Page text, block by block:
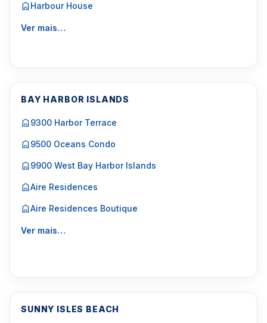
Harbour House
Ver mais…
BAY HARBOR ISLANDS
9300 Harbor Terrace
9500 Oceans Condo
9900 West Bay Harbor Islands
Aire Residences
Aire Residences Boutique
Ver mais…
SUNNY ISLES BEACH